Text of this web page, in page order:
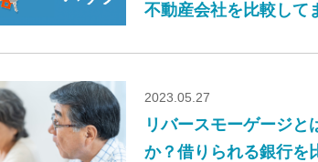
不動産会社を比較して
2023.05.27
リバースモーゲージと
か？借りられる銀行を